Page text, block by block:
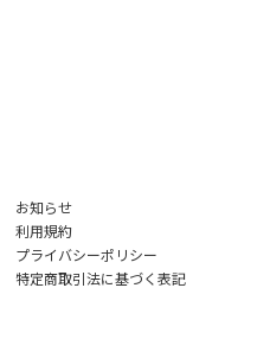
お知らせ
利用規約
プライバシーポリシー
特定商取引法に基づく表記